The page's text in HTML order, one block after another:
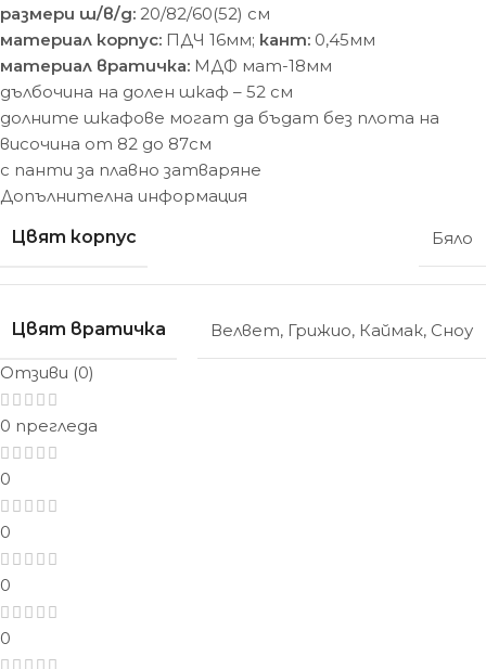
размери ш/в/д: 20/82/60(52) cм
материал корпус: ПДЧ 16мм; кант: 0,45мм
материал вратичка: МДФ мат-18мм
дълбочина на долен шкаф – 52 см
долните шкафове могат да бъдат без плота на
височина от 82 до 87см
с панти за плавно затваряне
Допълнителна информация
Цвят корпус
Бяло
Цвят вратичка Велвет, Грижио, Каймак, Сноу
Отзиви (0)
0 прегледа
0
0
0
0